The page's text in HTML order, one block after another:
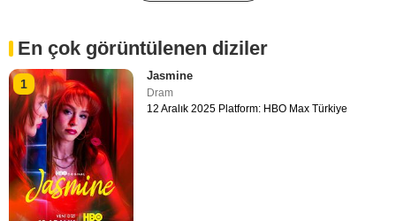
En çok görüntülenen diziler
1
Jasmine
Dram
12 Aralık 2025 Platform: HBO Max Türkiye